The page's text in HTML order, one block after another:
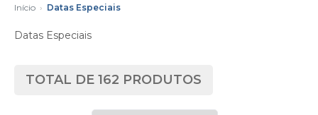
Início › Datas Especiais
Datas Especiais
TOTAL DE 162 PRODUTOS